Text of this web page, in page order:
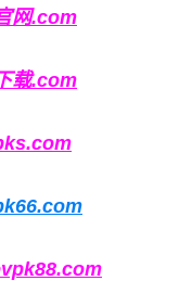
网.com
载.com